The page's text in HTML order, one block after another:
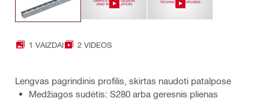
1 VAIZDAI 2 VIDEOS
Lengvas pagrindinis profilis, skirtas naudoti patalpose
Medžiagos sudėtis: S280 arba geresnis plienas